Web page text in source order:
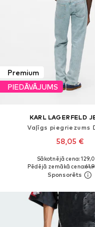
Premium
PIEDĀVĀJUMS
KARL LAGERFELD
Vaļīgs piegriezums
58,05 €
Pieejams daudzos
Pievienot
Sākotnējā cena:
Pēdējā zemākā cena: